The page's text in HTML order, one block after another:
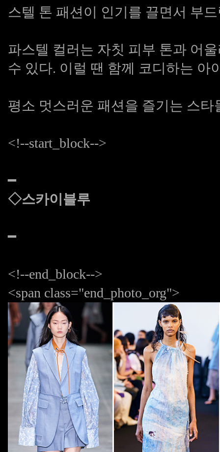
스텔 톤 패션이 인기를 끌면서 부
파스텔 컬러는 자칫 피부 톤과 어
수 있다. 이럴 땐 함께 코디하는 아
평소 멋스러운 패션을 즐기는 스
<!--start_block-->
━
◇스카이블루
━
<!--end_block-->
<span class="end_photo_org">